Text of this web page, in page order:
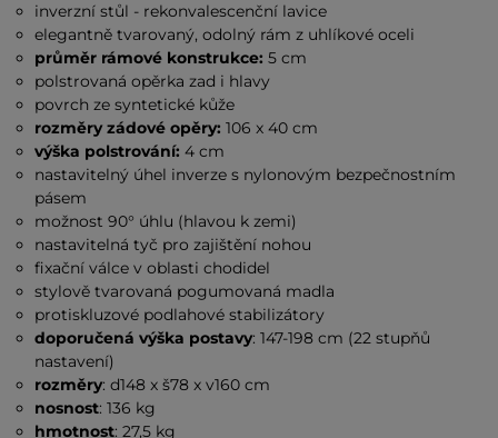
inverzní stůl - rekonvalescenční lavice
elegantně tvarovaný, odolný rám z uhlíkové oceli
průměr rámové konstrukce: 5 cm
polstrovaná opěrka zad i hlavy
povrch ze syntetické kůže
rozměry zádové opěry:106 x 40 cm
výška polstrování: 4 cm
nastavitelný úhel inverze s nylonovým bezpečnostním
pásem
možnost 90° úhlu (hlavou k zemi)
nastavitelná tyč pro zajištění nohou
fixační válce v oblasti chodidel
stylově tvarovaná pogumovaná madla
protiskluzové podlahové stabilizátory
doporučená výška postavy: 147-198 cm (22 stupňů
nastavení)
rozměry: d148 x š78 x v160 cm
nosnost: 136 kg
hmotnost: 27,5 kg